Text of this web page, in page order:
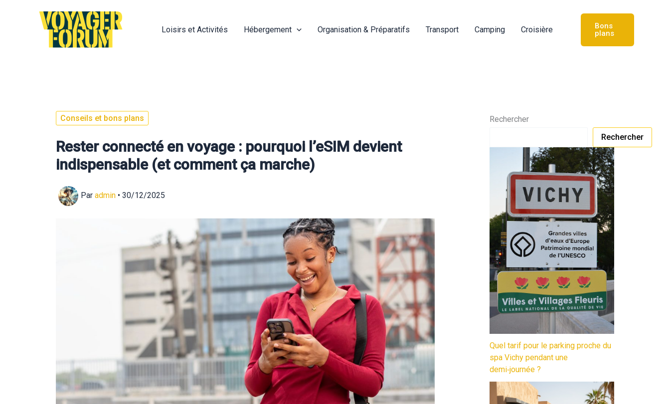
Loisirs et Activités Hébergement Organisation & Préparatifs Transport Camping Croisière
Bons
plans
Conseils et bons plans
Rester connecté en voyage : pourquoi l’eSIM devient
indispensable (et comment ça marche)
Par admin • 30/12/2025
Rechercher
Rechercher
Quel tarif pour le parking proche du
spa Vichy pendant une
demi‑journée ?